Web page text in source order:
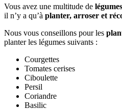
Vous avez une multitude de
il n’y a qu’à planter, arroser et
Nous vous conseillons pour les
planter les légumes suivants :
Courgettes
Tomates cerises
Ciboulette
Persil
Coriandre
Basilic